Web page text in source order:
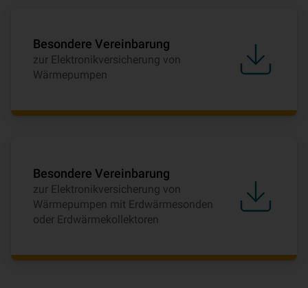
Besondere Vereinbarung
zur Elektronikversicherung von
Wärmepumpen
Besondere Vereinbarung
zur Elektronikversicherung von
Wärmepumpen mit Erdwärmesonden
oder Erdwärmekollektoren